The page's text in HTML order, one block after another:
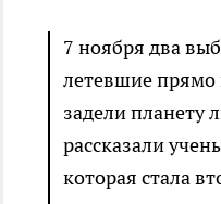
7 ноября два
летевшие прямо
задели планету
рассказали
которая стала